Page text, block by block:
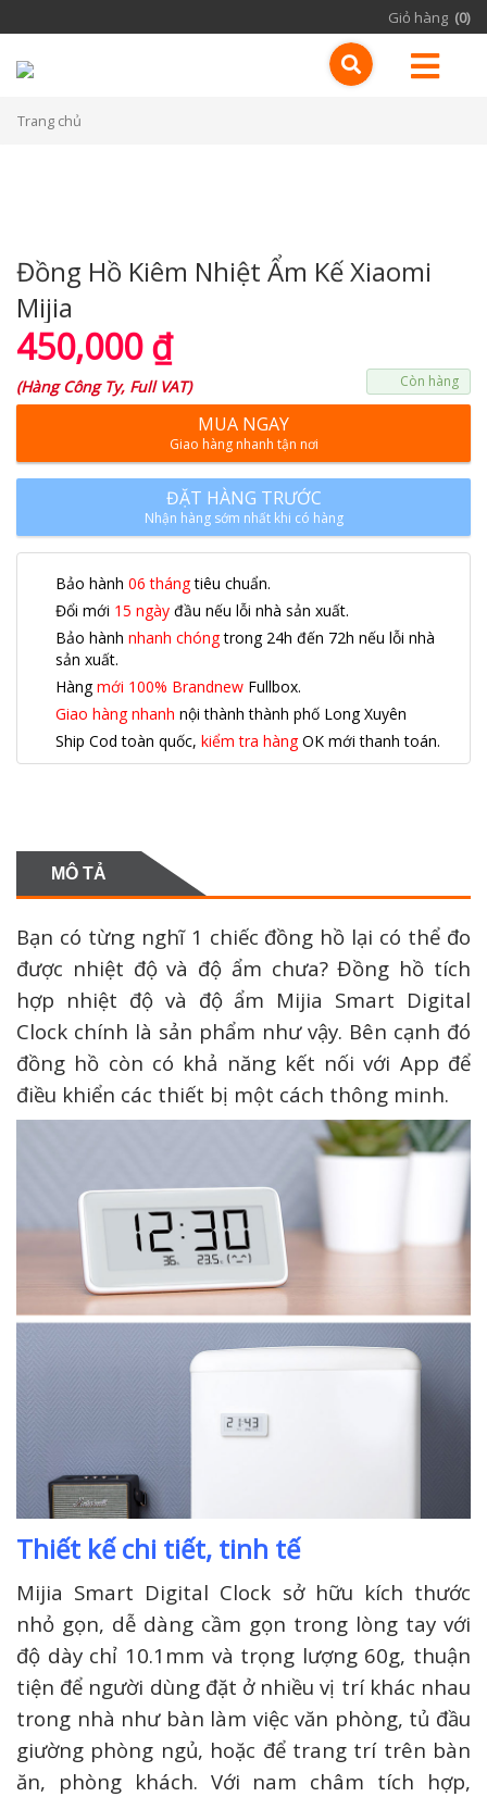
Giỏ hàng (0)
Trang chủ
Đồng Hồ Kiêm Nhiệt Ẩm Kế Xiaomi
Mijia
450,000₫
(Hàng Công Ty, Full VAT) Còn hàng
MUA NGAY
Giao hàng nhanh tận nơi
ĐẶT HÀNG TRƯỚC
Nhận hàng sớm nhất khi có hàng
Bảo hành 06 thángtiêu chuẩn.
Đổi mới 15 ngày đầu nếu lỗi nhà sản xuất.
Bảo hành nhanh chóngtrong 24h đến 72h nếu lỗi nhà
sản xuất.
Hàngmới 100% Brandnew Fullbox.
Giao hàng nhanh nội thành thành phố Long Xuyên
Ship Cod toàn quốc, kiểm tra hàngOK mới thanh toán.
MÔ TẢ
Bạn có từng nghĩ 1 chiếc đồng hồ lại có thể đo
được nhiệt độ và độ ẩm chưa? Đồng hồ tích
hợp nhiệt độ và độ ẩm Mijia Smart Digital
Clock chính là sản phẩm như vậy. Bên cạnh đó
đồng hồ còn có khả năng kết nối với App để
điều khiển các thiết bị một cách thông minh.
Thiết kế chi tiết, tinh tế
Mijia Smart Digital Clock sở hữu kích thước
nhỏ gọn, dễ dàng cầm gọn trong lòng tay với
độ dày chỉ 10.1mm và trọng lượng 60g, thuận
tiện để người dùng đặt ở nhiều vị trí khác nhau
trong nhà như bàn làm việc văn phòng, tủ đầu
giường phòng ngủ, hoặc để trang trí trên bàn
ăn, phòng khách. Với nam châm tích hợp,